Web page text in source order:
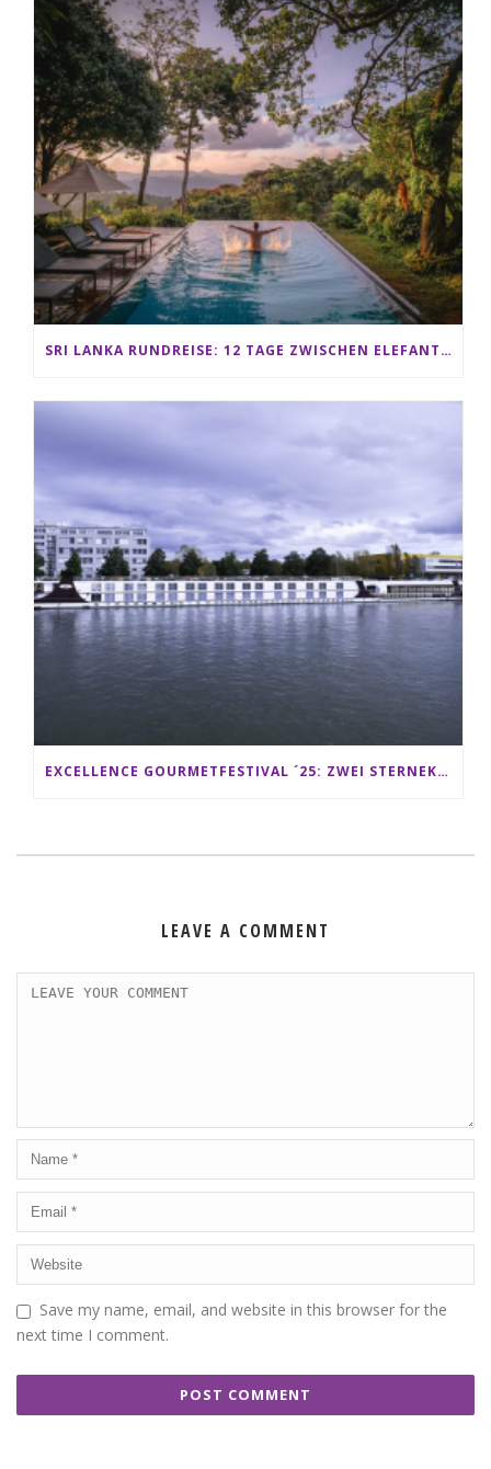
SRI LANKA RUNDREISE: 12 TAGE ZWISCHEN ELEFANTEN, TEEPLANTAGEN & STRAND ALS FAMILIE
EXCELLENCE GOURMETFESTIVAL ´25: ZWEI STERNEKÖCHE ANTONIO GUIDA & DARIO MORESCO VERWÖHNEN IHRE GÄSTE AUF EINER LUXERIÖSEN SCHIFFSREISE
LEAVE A COMMENT
Save my name, email, and website in this browser for the
next time I comment.